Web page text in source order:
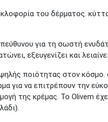
του δέρματος.
για τη σωστή
εξευγενίζει και
ποιότητας στον κόσμο.
για να επιτρέπουν την
της κρέμας. Το Olivem